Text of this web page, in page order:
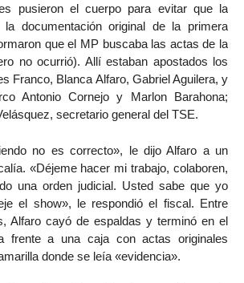
pusieron el cuerpo para evitar que la
documentación original de la primera
que el MP buscaba las actas de la
no ocurrió). Allí estaban apostados los
Franco, Blanca Alfaro, Gabriel Aguilera, y
Antonio Cornejo y Marlon Barahona;
secretario general del TSE.
no es correcto», le dijo Alfaro a un
«Déjeme hacer mi trabajo, colaboren,
una orden judicial. Usted sabe que yo
el show», le respondió el fiscal. Entre
Alfaro cayó de espaldas y terminó en el
frente a una caja con actas originales
donde se leía «evidencia».